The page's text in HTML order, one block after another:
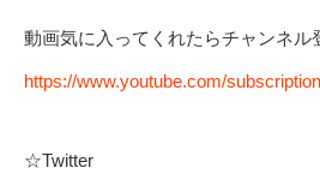
動画気に入ってくれたらチャンネル
https://www.youtube.com/
☆Twitter